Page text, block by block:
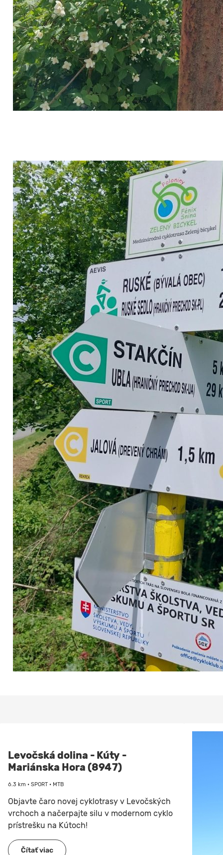
Levočská dolina - Kúty -
Mariánska Hora (8947)
6.3 km • SPORT • MTB
Objavte čaro novej cyklotrasy v Levočských
vrchoch a načerpajte silu v modernom cyklo
prístrešku na Kútoch!
Čítať viac